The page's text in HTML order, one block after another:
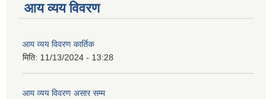
आय व्यय विवरण
आय व्यय विवरण कार्तिक
मिति: 11/13/2024 - 13:28
आय व्यय विवरण असार सम्म